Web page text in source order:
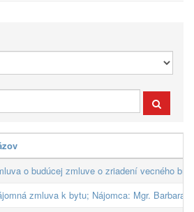
o budúcej zmluve o zriadení vecného
zmluva k bytu; Nájomca: Mgr. Barbara